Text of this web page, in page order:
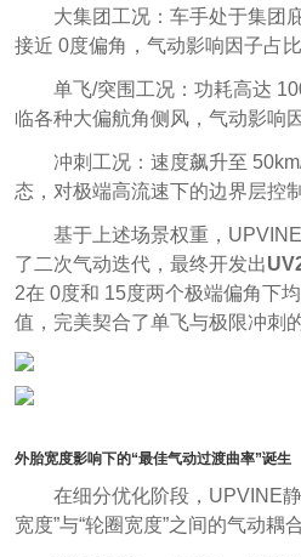
大集团工况：车手处于集团
接近 0度偏角，气动影响因子占比
单飞/突围工况：功耗高达
临各种大偏航角侧风，气动影响
冲刺工况：速度飙升至
态，对极端高流速下的边界层控
基于上述场景权重，
了二次气动迭代，最终开发出
2在 0度和 15度两个极端偏角下
值，完美契合了单飞与极限冲刺
外胎宽度影响下的“最佳气动过渡曲率”诞生
在细分优化阶段，UPVINE
宽度”与“轮圈宽度”之间的气动耦